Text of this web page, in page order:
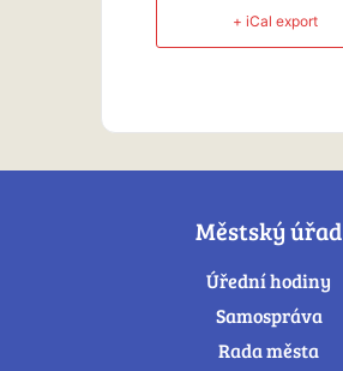
+ iCal export
Městský úřad
Úřední hodiny
Samospráva
Rada města